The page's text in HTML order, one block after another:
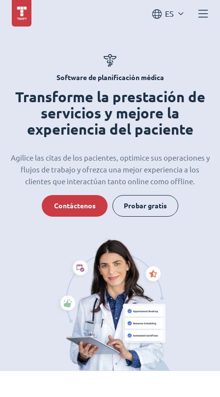
ES
Software de planificación médica
Transforme la prestación de
servicios y mejore la
experiencia del paciente
Agilice las citas de los pacientes, optimice sus operaciones y
flujos de trabajo y ofrezca una mejor experiencia a los
clientes que interactúan tanto online como offline.
Contáctenos Probar gratis